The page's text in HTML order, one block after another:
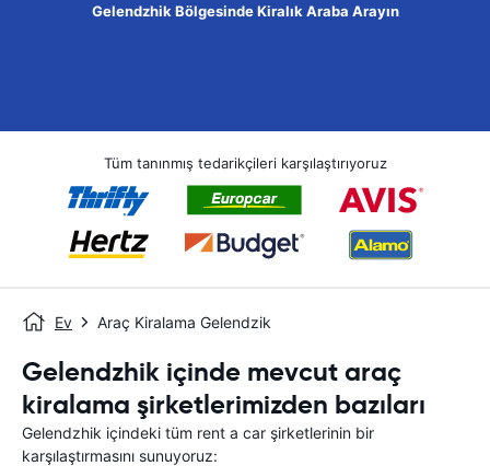
Gelendzhik Bölgesinde Kiralık Araba Arayın
Tüm tanınmış tedarikçileri karşılaştırıyoruz
Ev Araç Kiralama Gelendzik
Gelendzhik içinde mevcut araç
kiralama şirketlerimizden bazıları
Gelendzhik içindeki tüm rent a car şirketlerinin bir
karşılaştırmasını sunuyoruz: